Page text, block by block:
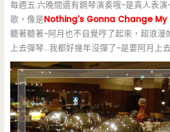
每週五.六晚間還有鋼琴演奏哦~是真人表
歌，像是Nothing's Gonna Change My
聽著聽著~阿月也不自覺哼了起來，超浪漫
上去彈琴…我都好幾年沒彈了~是要阿月上